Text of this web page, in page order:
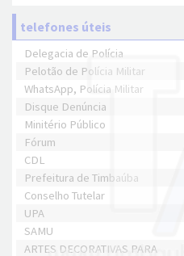
telefones úteis
Delegacia de Polícia
Pelotão de Polícia Militar
WhatsApp, Polícia Militar
Disque Denúncia
Minitério Público
Fórum
CDL
Prefeitura de Timbaúba
Conselho Tutelar
UPA
SAMU
ARTES DECORATIVAS PARA